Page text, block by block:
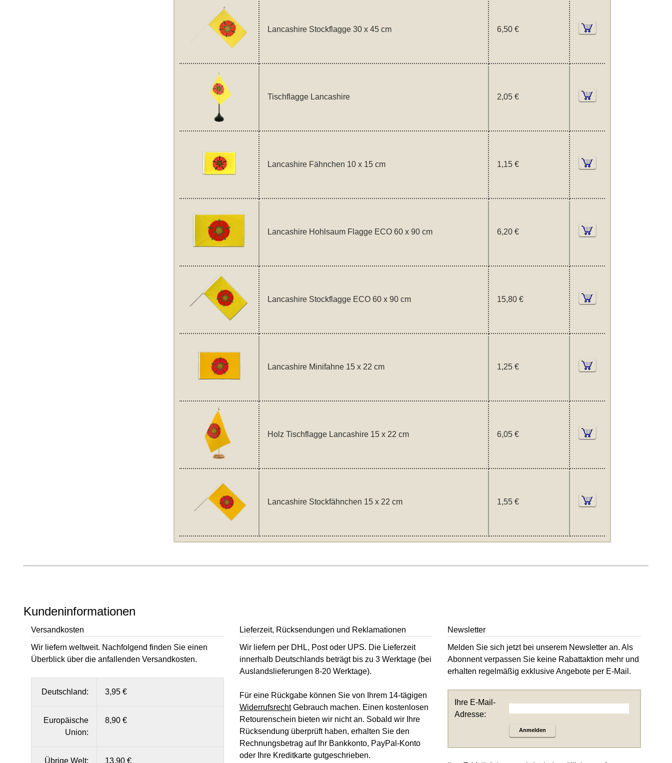
Lancashire Stockflagge 30 x 45 cm 6,50 €
Tischflagge Lancashire 2,05 €
Lancashire Fähnchen 10 x 15 cm 1,15 €
Lancashire Hohlsaum Flagge ECO 60 x 90 cm 6,20 €
Lancashire Stockflagge ECO 60 x 90 cm 15,80 €
Lancashire Minifahne 15 x 22 cm 1,25 €
Holz Tischflagge Lancashire 15 x 22 cm 6,05 €
Lancashire Stockfähnchen 15 x 22 cm 1,55 €
Kundeninformationen
Versandkosten
Wir liefern weltweit. Nachfolgend finden Sie einen
Überblick über die anfallenden Versandkosten.
Deutschland: 3,95 €
Europäische
Union:
8,90 €
Übrige Welt: 13,90 €
Lieferzeit, Rücksendungen und Reklamationen
Wir liefern per DHL, Post oder UPS. Die Lieferzeit
innerhalb Deutschlands beträgt bis zu 3 Werktage (bei
Auslandslieferungen 8-20 Werktage).
Für eine Rückgabe können Sie von Ihrem 14-tägigen
WiderrufsrechtGebrauch machen. Einen kostenlosen
Retourenschein bieten wir nicht an. Sobald wir Ihre
Rücksendung überprüft haben, erhalten Sie den
Rechnungsbetrag auf Ihr Bankkonto, PayPal-Konto
oder Ihre Kreditkarte gutgeschrieben.
Newsletter
Melden Sie sich jetzt bei unserem Newsletter an. Als
Abonnent verpassen Sie keine Rabattaktion mehr und
erhalten regelmäßig exklusive Angebote per E-Mail.
Ihre E-Mail-
Adresse:
Anmelden